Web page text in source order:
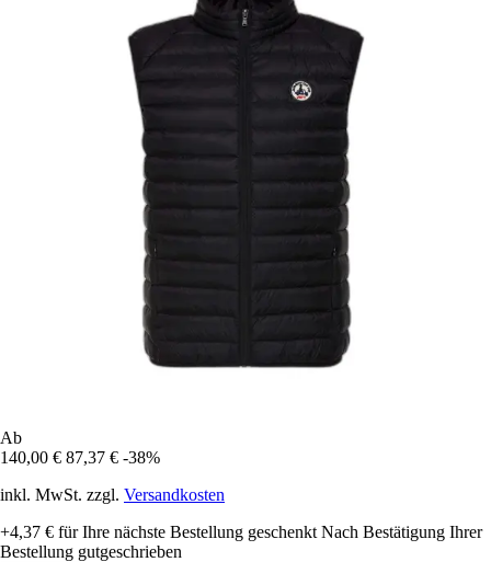
Ab
140,00 € 87,37 € -38%
inkl. MwSt. zzgl. Versandkosten
+4,37 € für Ihre nächste Bestellung geschenkt Nach Bestätigung Ihrer
Bestellung gutgeschrieben